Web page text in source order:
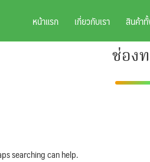
หน้าแรก เกี่ยวกับเรา สินค้า
ช่อง
searching can help.